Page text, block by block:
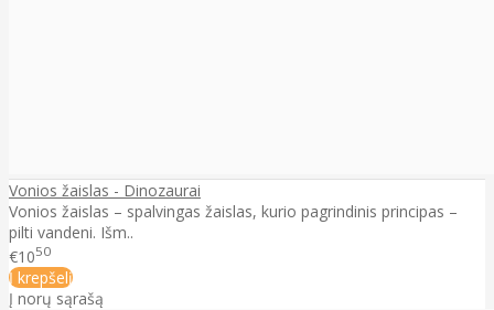
Vonios žaislas - Dinozaurai
Vonios žaislas – spalvingas žaislas, kurio pagrindinis principas –
pilti vandeni. Išm..
€1050
Į krepšelį
Į norų sąrašą